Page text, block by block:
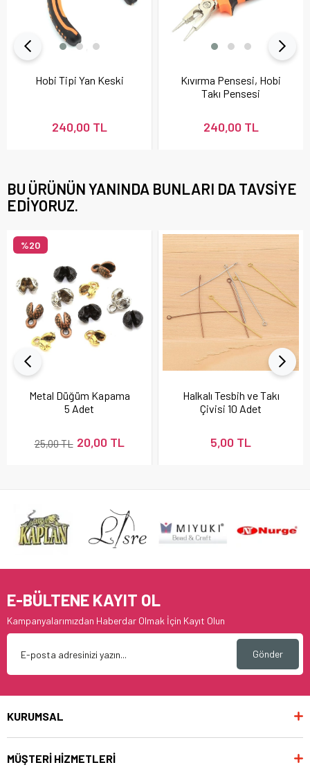
Hobi Tipi Yan Keski
240,00 TL
Kıvırma Pensesi, Hobi
Takı Pensesi
240,00 TL
BU ÜRÜNÜN YANINDA BUNLARI DA TAVSIYE
EDIYORUZ.
Metal Düğüm Kapama
5 Adet
20,00 TL
25,00 TL
%20
Halkalı Tesbih ve Takı
Çivisi 10 Adet
5,00 TL
E-BÜLTENE KAYIT OL
Kampanyalarımızdan Haberdar Olmak İçin Kayıt Olun
Gönder
KURUMSAL
MÜŞTERİ HİZMETLERİ